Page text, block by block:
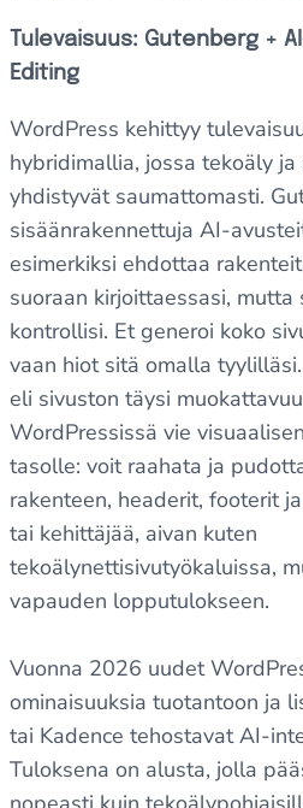
Tulevaisuus: Gutenberg +
Editing
WordPress kehittyy
hybridimallia, jossa tekoäly
yhdistyvät saumattomasti.
sisäänrakennettuja AI-
esimerkiksi ehdottaa
suoraan kirjoittaessasi,
kontrollisi. Et generoi koko
vaan hiot sitä omalla
eli sivuston täysi
WordPressissä vie
tasolle: voit raahata ja
rakenteen, headerit, footerit
tai kehittäjää, aivan kuten
tekoälynettisivutyökaluissa,
vapauden lopputulokseen.
Vuonna 2026 uudet
ominaisuuksia tuotantoon ja
tai Kadence tehostavat AI-
Tuloksena on alusta, jolla